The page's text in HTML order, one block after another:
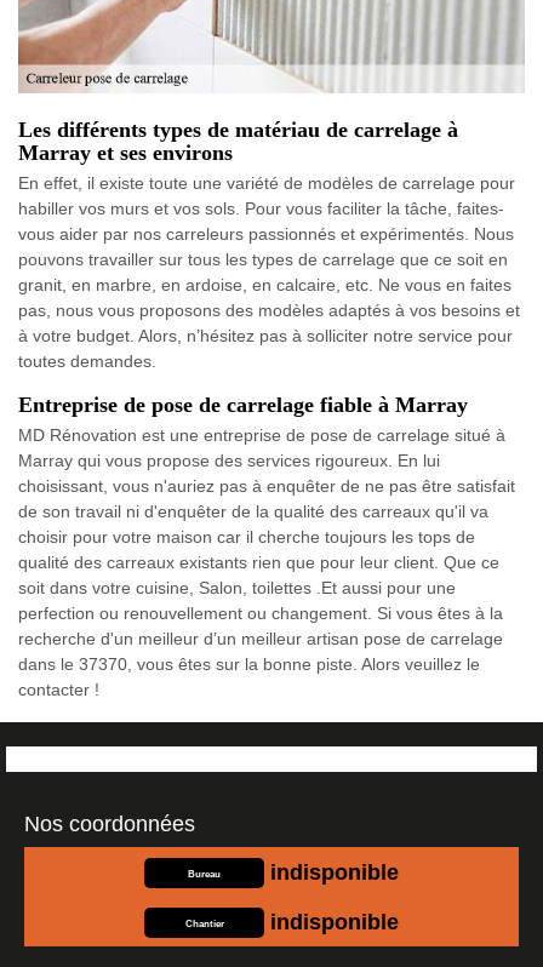
Les différents types de matériau de carrelage à
Marray et ses environs
En effet, il existe toute une variété de modèles de carrelage pour
habiller vos murs et vos sols. Pour vous faciliter la tâche, faites-
vous aider par nos carreleurs passionnés et expérimentés. Nous
pouvons travailler sur tous les types de carrelage que ce soit en
granit, en marbre, en ardoise, en calcaire, etc. Ne vous en faites
pas, nous vous proposons des modèles adaptés à vos besoins et
à votre budget. Alors, n’hésitez pas à solliciter notre service pour
toutes demandes.
Entreprise de pose de carrelage fiable à Marray
MD Rénovation est une entreprise de pose de carrelage situé à
Marray qui vous propose des services rigoureux. En lui
choisissant, vous n'auriez pas à enquêter de ne pas être satisfait
de son travail ni d'enquêter de la qualité des carreaux qu'il va
choisir pour votre maison car il cherche toujours les tops de
qualité des carreaux existants rien que pour leur client. Que ce
soit dans votre cuisine, Salon, toilettes .Et aussi pour une
perfection ou renouvellement ou changement. Si vous êtes à la
recherche d'un meilleur d’un meilleur artisan pose de carrelage
dans le 37370, vous êtes sur la bonne piste. Alors veuillez le
contacter !
Nos coordonnées
Bureau indisponible
Chantier indisponible